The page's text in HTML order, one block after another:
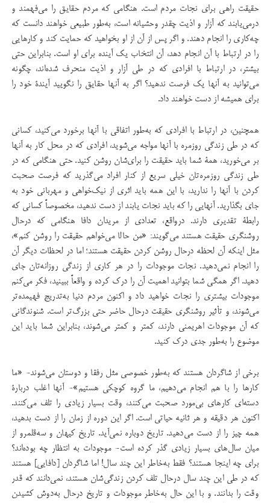
حقیقت راهی برای نجات مردم است. هنگامی كه مردم حقایق را می‌فهمند و
درمی‌یابند كه آزار و اذیت چقدر وحشیانه است، به‌طور طبیعی خواهند دانست كه
چه‌كاری را انجام دهند. و اگر پس از آن از او بخواهید كه حمایت كند و كارهایی
را در ارتباط با آن انجام دهد، آن انتخاب یك آینده برای او است. بنابراین حتی
بیشتر، در ارتباط با افرادی كه در طی آزار و اذیت منحرف شده‌اند، چگونه
می‌توانید به آنها یك فرصت ندهید؟ اگر به آنها حقایق را نگویید آیندۀ خود را
برای همیشه از دست خواهند داد.
همچنین، در ارتباط با افرادی كه به‌طور اتفاقی با آنها برخورد می‌كنید، كسانی
كه در طی زندگی روزمره با آنها مواجه می‌شوید، افرادی كه در محل كار به آنها
بر می‌خورید، همۀ شما باید حقیقت را برای‌شان روشن كنید. حتی هنگامی كه در
طی زندگی روزمره‌تان خیلی سریع از كنار افراد می‌گذرید كه فرصت صحبت
كردن با آنها را ندارید، با این همه باید اثری از نیك‌خواهی و مهربانی خود به
جای بگذارید. آنهایی را كه باید نجات یابند از دست ندهید، مخصوصاً كسانی كه
رابطۀ تقدیری دارند. درواقع، تعدادی از مریدان دافا هنگامی كه درحال
روشنگری حقیقت هستند می‌گویند: «من حالا می‌خواهم حقیقت را روشن كنم»،
مثل اینكه آن لحظه درحال روشن کردن حقیقت هستند؛ اما در لحظات دیگر آن
را انجام نمی‌دهید. نجات موجودات را در هر كاری از زندگی روزانه‌تان جای
دهید. اگر همگی شما بتوانید اهمیت آن را درك كرده و واقعاً ببینید، فكر می‌كنم
موجودات بیشتری را نجات خواهید داد و اكنون مردم دنیا به‌تدریج فهیمده‌تر
می‌شوند، و تأثیر روشنگری حقیقت درحال حاضر حتی بزرگ‌تر است. شنوندگانی
كه آن موجودات اهریمنی دارند، كمتر و كمتر می‌شوند، بنابراین شما باید این
موضوع را به‌طور جدی درك كنید.
برخی از شاگردان هستند كه به‌طور خصوصی مثل رفقا و دوستان می‌شوند- «ما
كارها را با هم انجام می‌دهیم، ما گروه كوچكی هستیم»- آنها اغلب دربارۀ
دسته‌ای كارهای بی‌مورد صحبت می‌كنند، وقت بسیار زیادی را تلف می‌كنند.
اكنون هر دقیقه و هر ثانیه حیاتی است. اگر این دوره از زمان را از دست بدهید،
همه چیز را از دست می‌دهید. تاریخ دوباره نمی‌آید. تاریخ كیهان و سه‌قلمرو از
میان سال‌های بسیار زیادی گذر كرده است- موجودات به انتظار چه بوده‌اند؟
برای چه اینجا هستند؟ فقط به‌خاطر این چند سال! اما شاگردان [دافایی] هستند
كه در طی این چند سال درحال تلف کردن زندگی‌شان هستند، نمی‌دانند كه قدر
وقت را بدانند. و با این حال به‌خاطر موجودات و تاریخ درحال به‌دوش کشیدن